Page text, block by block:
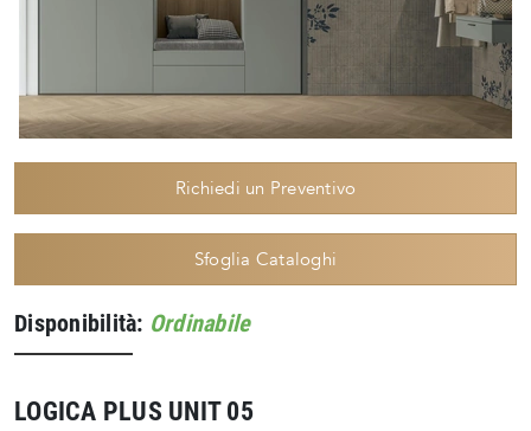
Richiedi un Preventivo
Sfoglia Cataloghi
Disponibilità: Ordinabile
LOGICA PLUS UNIT 05